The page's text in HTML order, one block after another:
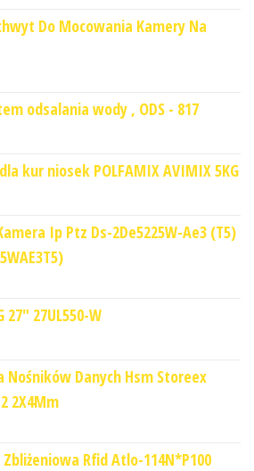
Do Mocowania Kamery Na
odsalania wody , ODS - 817
kur niosek POLFAMIX AVIMIX 5KG
Ip Ptz Ds-2De5225W-Ae3 (T5)
27" 27UL550-W
Nośników Danych Hsm Storeex
2X4Mm
Rfid Atlo-114N*P100